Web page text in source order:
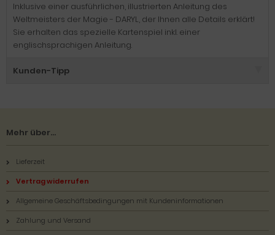
Inklusive einer ausführlichen, illustrierten Anleitung des
Weltmeisters der Magie - DARYL, der Ihnen alle Details erklärt!
Sie erhalten das spezielle Kartenspiel inkl. einer
englischsprachigen Anleitung.
Kunden-Tipp
Mehr über...
Lieferzeit
Vertrag widerrufen
Allgemeine Geschäftsbedingungen mit Kundeninformationen
Zahlung und Versand